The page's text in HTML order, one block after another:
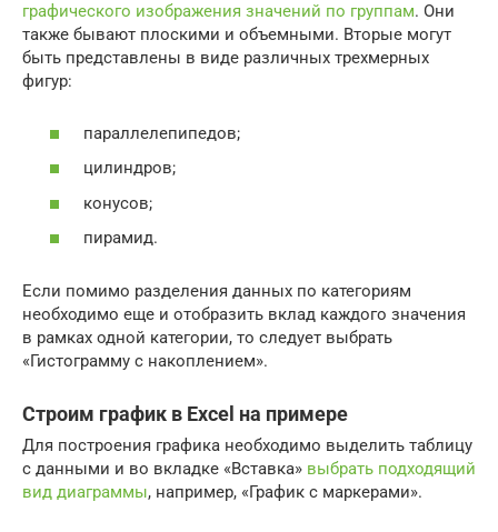
графического изображения значений по группам. Они
также бывают плоскими и объемными. Вторые могут
быть представлены в виде различных трехмерных
фигур:
параллелепипедов;
цилиндров;
конусов;
пирамид.
Если помимо разделения данных по категориям
необходимо еще и отобразить вклад каждого значения
в рамках одной категории, то следует выбрать
«Гистограмму с накоплением».
Строим график в Excel на примере
Для построения графика необходимо выделить таблицу
с данными и во вкладке «Вставка» выбрать подходящий
вид диаграммы, например, «График с маркерами».